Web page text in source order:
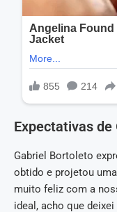
Expectativas
Gabriel Bortoleto
obtido e projetou
muito feliz com a
ideal, acho que